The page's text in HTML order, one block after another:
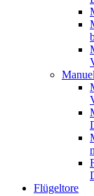
Flügeltore